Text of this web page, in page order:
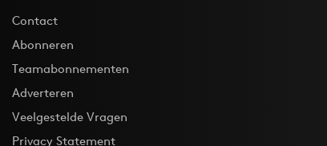
Contact
Abonneren
Teamabonnementen
Adverteren
Veelgestelde Vragen
Privacy Statement